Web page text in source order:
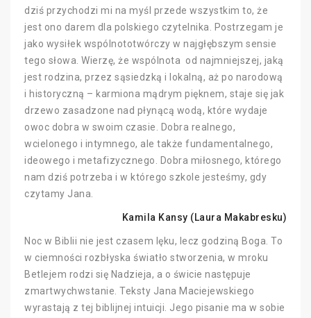
dziś przychodzi mi na myśl przede wszystkim to, że
jest ono darem dla polskiego czytelnika. Postrzegam je
jako wysiłek wspólnototwórczy w najgłębszym sensie
tego słowa. Wierzę, że wspólnota od najmniejszej, jaką
jest rodzina, przez sąsiedzką i lokalną, aż po narodową
i historyczną – karmiona mądrym pięknem, staje się jak
drzewo zasadzone nad płynącą wodą, które wydaje
owoc dobra w swoim czasie. Dobra realnego,
wcielonego i intymnego, ale także fundamentalnego,
ideowego i metafizycznego. Dobra miłosnego, którego
nam dziś potrzeba i w którego szkole jesteśmy, gdy
czytamy Jana.
Kamila Kansy (Laura Makabresku)
Noc w Biblii nie jest czasem lęku, lecz godziną Boga. To
w ciemności rozbłyska światło stworzenia, w mroku
Betlejem rodzi się Nadzieja, a o świcie następuje
zmartwychwstanie. Teksty Jana Maciejewskiego
wyrastają z tej biblijnej intuicji. Jego pisanie ma w sobie